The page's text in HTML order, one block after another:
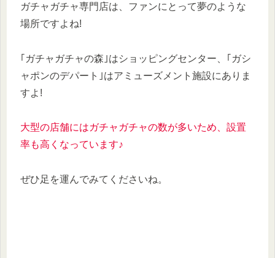
ガチャガチャ専門店は、ファンにとって夢のような
場所ですよね!
｢ガチャガチャの森｣はショッピングセンター、｢ガシ
ャポンのデパート｣はアミューズメント施設にありま
すよ!
大型の店舗にはガチャガチャの数が多いため、設置
率も高くなっています♪
ぜひ足を運んでみてくださいね。